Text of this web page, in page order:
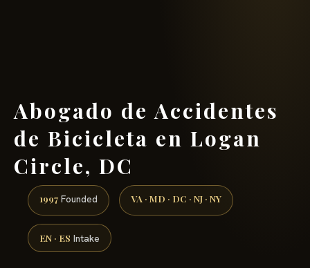
Abogado de Accidentes
de Bicicleta en Logan
Circle, DC
1997 VA · MD · DC · NJ · NY
Intake